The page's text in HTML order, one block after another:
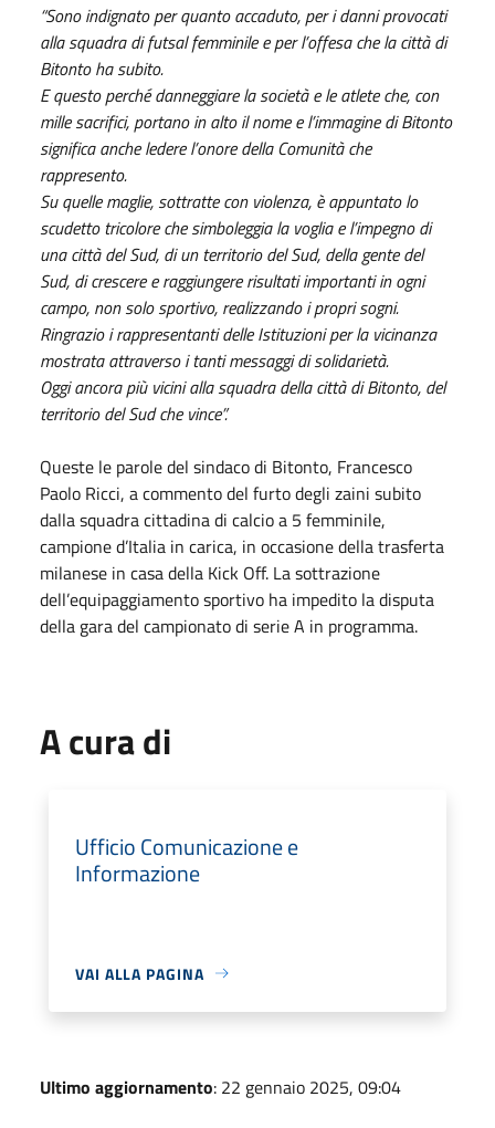
“Sono indignato per quanto accaduto, per i danni provocati
alla squadra di futsal femminile e per l’offesa che la città di
Bitonto ha subito.
E questo perché danneggiare la società e le atlete che, con
mille sacrifici, portano in alto il nome e l’immagine di Bitonto
significa anche ledere l’onore della Comunità che
rappresento.
Su quelle maglie, sottratte con violenza, è appuntato lo
scudetto tricolore che simboleggia la voglia e l’impegno di
una città del Sud, di un territorio del Sud, della gente del
Sud, di crescere e raggiungere risultati importanti in ogni
campo, non solo sportivo, realizzando i propri sogni.
Ringrazio i rappresentanti delle Istituzioni per la vicinanza
mostrata attraverso i tanti messaggi di solidarietà.
Oggi ancora più vicini alla squadra della città di Bitonto, del
territorio del Sud che vince”.
Queste le parole del sindaco di Bitonto, Francesco
Paolo Ricci, a commento del furto degli zaini subito
dalla squadra cittadina di calcio a 5 femminile,
campione d’Italia in carica, in occasione della trasferta
milanese in casa della Kick Off. La sottrazione
dell’equipaggiamento sportivo ha impedito la disputa
della gara del campionato di serie A in programma.
A cura di
Ufficio Comunicazione e
Informazione
VAI ALLA PAGINA
Ultimo aggiornamento: 22 gennaio 2025, 09:04